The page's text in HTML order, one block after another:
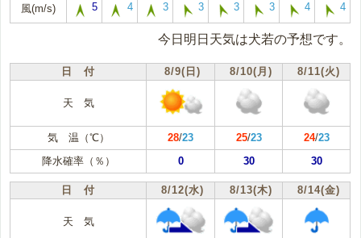
風(m/s) 5 4 3 3 3 3 4 4
今日明日天気は犬若の予想です。
日 付 8/9(日) 8/10(月) 8/11(火)
天 気
気 温（℃） 28/23 25/23 24/23
降水確率（％）
0 30 30
日 付 8/12(水) 8/13(木) 8/14(金)
天 気